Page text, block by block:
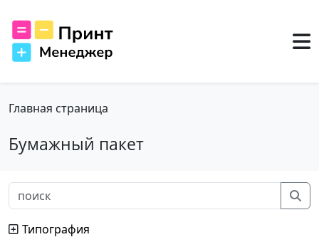
Главная страница
Бумажный пакет
Типография